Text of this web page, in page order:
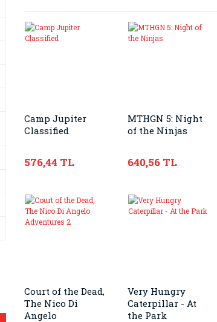
Camp Jupiter
Classified
576,44 TL
MTHGN 5: Night
of the Ninjas
640,56 TL
Court of the Dead,
The Nico Di
Angelo
Very Hungry
Caterpillar - At
the Park